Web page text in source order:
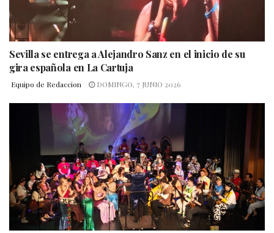
Sevilla se entrega a Alejandro Sanz en el inicio de su
gira española en La Cartuja
Equipo de Redaccion DOMINGO, 7 JUNIO 2026